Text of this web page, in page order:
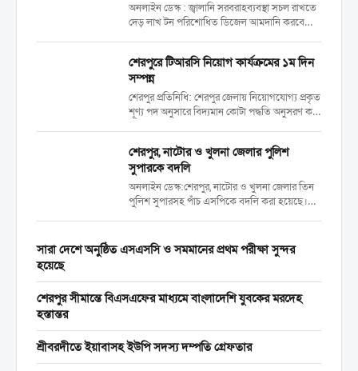
অনলাইন ডেস্ক : জ্বালানি সরবরাহব্যবস্থা সচল রাখতে
দেড় লাখ টন পরিশোধিত ডিজেল আমদানি করবে
করা হবে। মঙ্গলবার (২১ এপ্রিল) ক্রয়সংক্রান্ত মন্ত্রিসভা
কমিটির বৈঠকে ‘জরুরি চাহিদা পূরণের জন্য’...
শেরপুরে টিআরসি নিয়োগ কার্যক্রমের ১ম দিন
সম্পন্ন
শেরপুর প্রতিনিধি: শেরপুর জেলায় নিয়োগযোগ্য প্রকৃত
শূণ্য পদ অনুসারে বিদ্যমান কোটা পদ্ধতি অনুসরণ করে
থেকে শেরপুর জেলার প্রার্থীদের পুলিশ লাইন্স মাঠে...
শেরপুর, নাটোর ও খুলনা জেলার পুলিশ
সুপারকে বদলি
অনলাইন ডেস্ক:শেরপুর, নাটোর ও খুলনা জেলার তিন
পুলিশ সুপারসহ পাঁচ এসপিকে বদলি করা হয়েছে।
প্রজ্ঞাপনে সই করেন উপসচিব তৌসিফ...
সারা দেশে অনুষ্ঠিত এসএসসি ও সমমানের প্রথম পরীক্ষা সুন্দর
হয়েছে
শেরপুর সীমান্তে বিএসএফের মাধ্যমে বাংলাদেশি যুবকের মরদেহ
হস্তান্তর
শ্রীবরদীতে ইয়াবাসহ ইউপি সদস্য দম্পতি গ্রেফতার